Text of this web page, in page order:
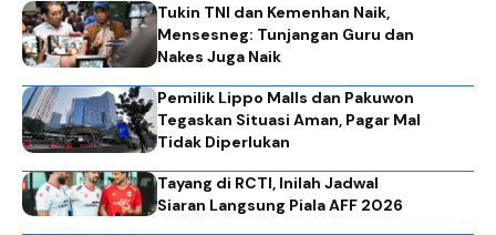
Tukin TNI dan Kemenhan Naik,
Mensesneg: Tunjangan Guru dan
Nakes Juga Naik
Pemilik Lippo Malls dan Pakuwon
Tegaskan Situasi Aman, Pagar Mal
Tidak Diperlukan
Tayang di RCTI, Inilah Jadwal
Siaran Langsung Piala AFF 2026